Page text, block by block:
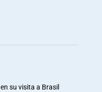
su visita a Brasil